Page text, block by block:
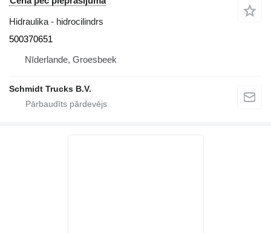
Hidraulika - hidrocilindrs
500370651
Nīderlande, Groesbeek
Schmidt Trucks B.V.